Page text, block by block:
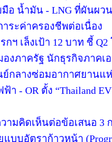
อ น้ำมัน - LNG ที่ผันผว
ระค่าครองชีพต่อเนื่อง
กฯ เล็งเป้า 12 บาท ชี้
องภาครัฐ นักธุรกิจภาค
ย์กลางซ่อมอากาศยานแ
า - OR ตั้ง “Thailand
วามคิดเห็นต่อข้อเสนอ 3
บบอัตราก้าวหน้า